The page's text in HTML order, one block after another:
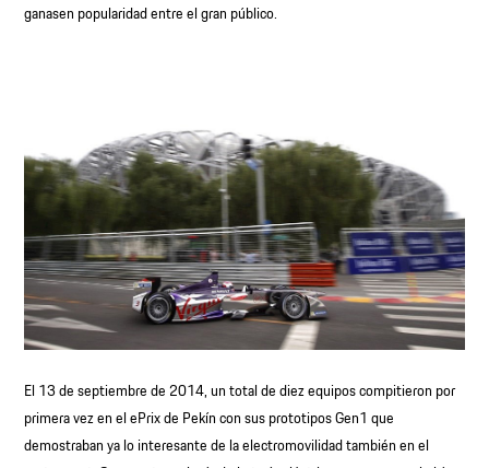
ganasen popularidad entre el gran público.
El 13 de septiembre de 2014, un total de diez equipos compitieron por
primera vez en el ePrix de Pekín con sus prototipos Gen1 que
demostraban ya lo interesante de la electromovilidad también en el